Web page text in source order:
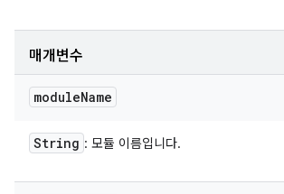
매개변수
moduleName
String : 모듈 이름입니다.